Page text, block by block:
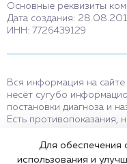
Основные реквизиты
Дата создания:
ИНН: 7726439129
Вся информация на
несёт сугубо
постановки диагноза и
Есть противопоказания,
мессенджерам и в
информационный
Для обеспечения
использования и